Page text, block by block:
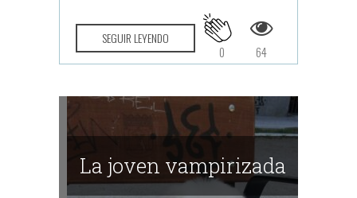
SEGUIR LEYENDO
64
0
La joven vampirizada